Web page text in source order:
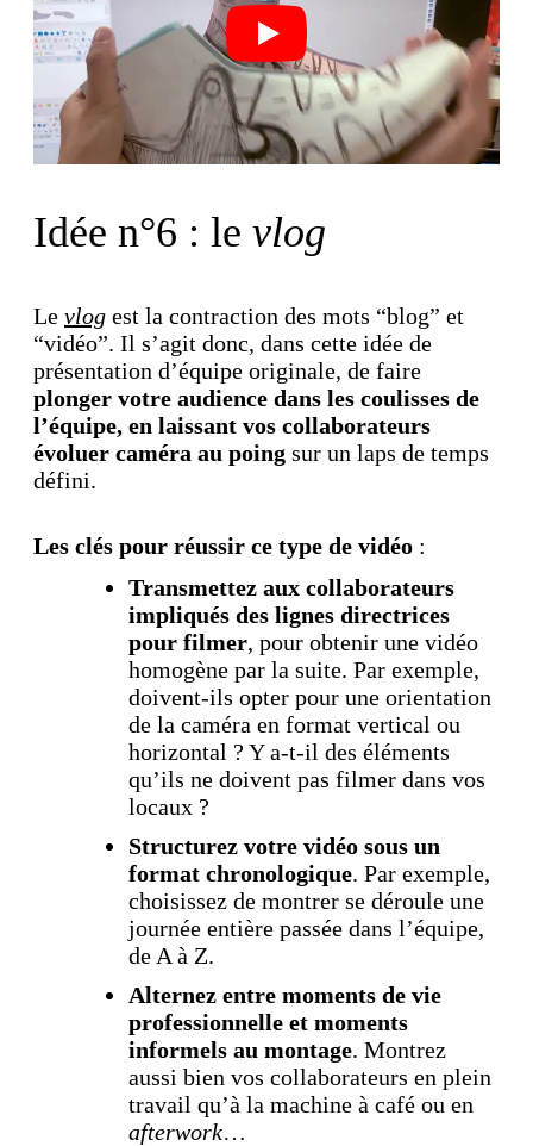
Play
Idée n°6 : le vlog
Le vlog est la contraction des mots “blog” et
“vidéo”. Il s’agit donc, dans cette idée de
présentation d’équipe originale, de faire
plonger votre audience dans les coulisses de
l’équipe, en laissant vos collaborateurs
évoluer caméra au poing sur un laps de temps
défini.
Les clés pour réussir ce type de vidéo :
Transmettez aux collaborateurs
impliqués des lignes directrices
pour filmer, pour obtenir une vidéo
homogène par la suite. Par exemple,
doivent-ils opter pour une orientation
de la caméra en format vertical ou
horizontal ? Y a-t-il des éléments
qu’ils ne doivent pas filmer dans vos
locaux ?
Structurez votre vidéo sous un
format chronologique. Par exemple,
choisissez de montrer se déroule une
journée entière passée dans l’équipe,
de A à Z.
Alternez entre moments de vie
professionnelle et moments
informels au montage. Montrez
aussi bien vos collaborateurs en plein
travail qu’à la machine à café ou en
afterwork…